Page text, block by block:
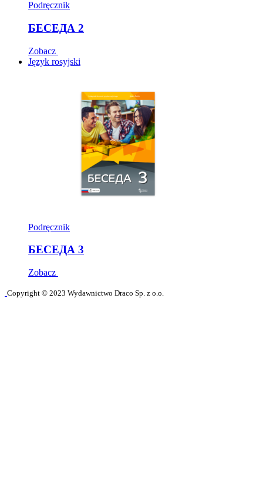
Podręcznik
БЕСЕДА 2
Zobacz
Język rosyjski
Podręcznik
БЕСЕДА 3
Zobacz
Copyright © 2023 Wydawnictwo Draco Sp. z o.o.